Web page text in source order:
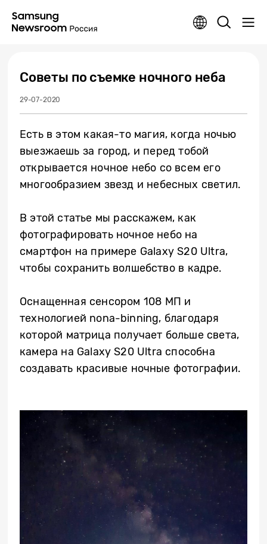
Советы по съемке ночного неба
29-07-2020
Есть в этом какая-то магия, когда ночью
выезжаешь за город, и перед тобой
открывается ночное небо со всем его
многообразием звезд и небесных светил.
В этой статье мы расскажем, как
фотографировать ночное небо на
смартфон на примере Galaxy S20 Ultra,
чтобы сохранить волшебство в кадре.
Оснащенная сенсором 108 МП и
технологией nona-binning, благодаря
которой матрица получает больше света,
камера на Galaxy S20 Ultra способна
создавать красивые ночные фотографии.